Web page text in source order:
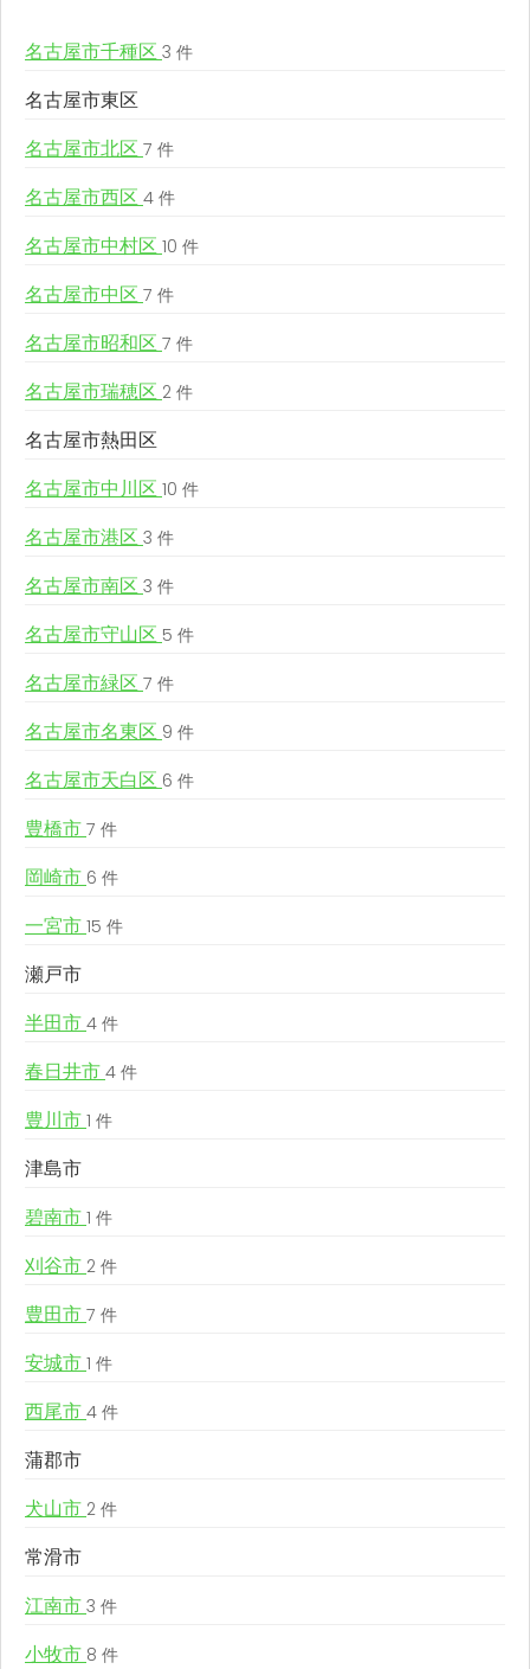
名古屋市千種区 3 件
名古屋市東区
名古屋市北区 7 件
名古屋市西区 4 件
名古屋市中村区 10 件
名古屋市中区 7 件
名古屋市昭和区 7 件
名古屋市瑞穂区 2 件
名古屋市熱田区
名古屋市中川区 10 件
名古屋市港区 3 件
名古屋市南区 3 件
名古屋市守山区 5 件
名古屋市緑区 7 件
名古屋市名東区 9 件
名古屋市天白区 6 件
豊橋市 7 件
岡崎市 6 件
一宮市 15 件
瀬戸市
半田市 4 件
春日井市 4 件
豊川市 1 件
津島市
碧南市 1 件
刈谷市 2 件
豊田市 7 件
安城市 1 件
西尾市 4 件
蒲郡市
犬山市 2 件
常滑市
江南市 3 件
小牧市 8 件